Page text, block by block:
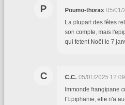
P Poumo-thorax 05/01/
La plupart des fêtes
son compte, mais
qui fetent Noël le 7
C C.C. 05/01/2025 12:09
Immonde frangipane
l'Epiphanie, elle n'a